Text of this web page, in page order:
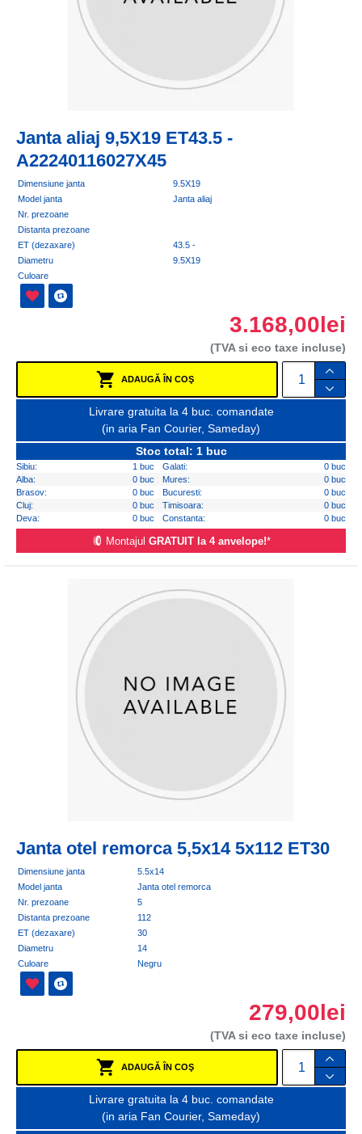
Janta aliaj 9,5X19 ET43.5 -
A22240116027X45
Dimensiune janta
9.5X19
Model janta
Janta aliaj
Nr. prezoane
Distanta prezoane
ET (dezaxare)
43.5 -
Diametru
9.5X19
Culoare
3.168,00lei
(TVA si eco taxe incluse)
ADAUGĂ ÎN COŞ
Livrare gratuita la 4 buc. comandate
(in aria Fan Courier, Sameday)
Stoc total: 1 buc
Sibiu: 1 buc Galati:
0 buc
Alba:
0 buc Mures:
0 buc
Brasov:
0 buc Bucuresti:
0 buc
Cluj:
0 buc Timisoara:
0 buc
Deva:
0 buc Constanta: 0 buc
Montajul GRATUIT la 4 anvelope!*
Janta otel remorca 5,5x14 5x112 ET30
Dimensiune janta
5.5x14
Model janta
Janta otel remorca
Nr. prezoane
5
Distanta prezoane
112
ET (dezaxare)
30
Diametru
14
Culoare
Negru
279,00lei
(TVA si eco taxe incluse)
ADAUGĂ ÎN COŞ
Livrare gratuita la 4 buc. comandate
(in aria Fan Courier, Sameday)